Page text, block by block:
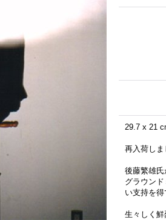
29.7 x 21
再入荷しま
後藤繁雄
グラウン
い支持を
生々しく